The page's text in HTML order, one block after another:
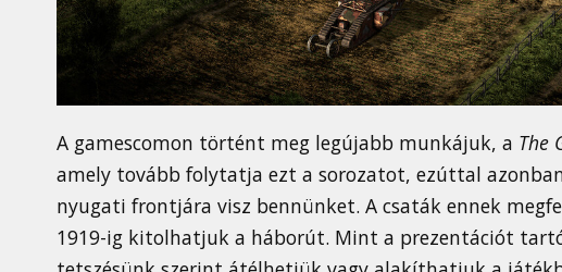
A gamescomon történt meg legújabb munkájuk, a The
amely tovább folytatja ezt a sorozatot, ezúttal
nyugati frontjára visz bennünket. A csaták ennek
1919-ig kitolhatjuk a háborút. Mint a prezentációt